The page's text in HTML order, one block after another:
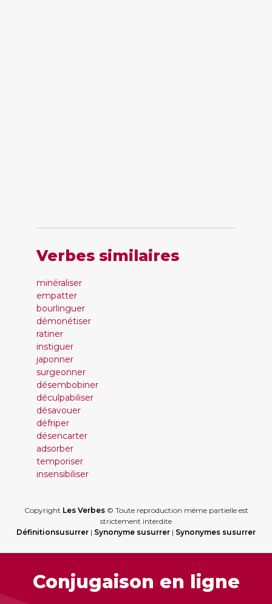
Verbes similaires
minéraliser
empatter
bourlinguer
démonétiser
ratiner
instiguer
japonner
surgeonner
désembobiner
déculpabiliser
désavouer
défriper
désencarter
adsorber
temporiser
insensibiliser
Copyright Les Verbes© Toute reproduction même partielle est
strictement interdite
Définitionsusurrer | Synonyme susurrer | Synonymes susurrer
Conjugaison en ligne